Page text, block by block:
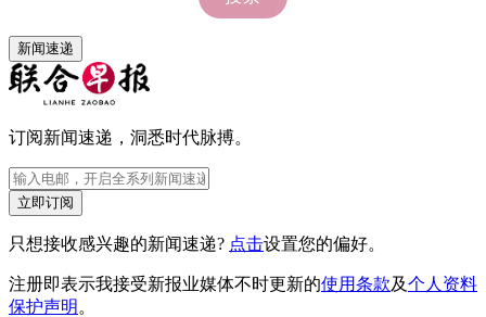
新闻速递
订阅新闻速递，洞悉时代脉搏。
立即订阅
只想接收感兴趣的新闻速递? 点击设置您的偏好。
注册即表示我接受新报业媒体不时更新的使用条款及个人资料
保护声明 。